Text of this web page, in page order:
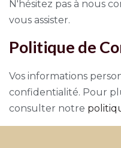
N'hésitez pas à nous
vous assister.
Politique de
Vos informations
confidentialité. Pour
consulter notre